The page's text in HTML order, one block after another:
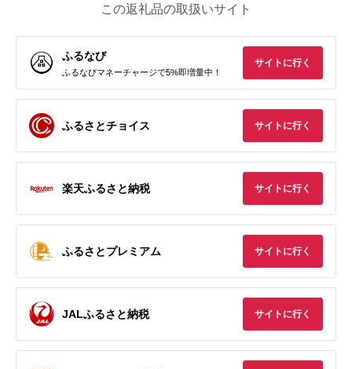
この返礼品の取扱いサイト
ふるなび
ふるなびマネーチャージで5%即増量中！
サイトに行く
ふるさとチョイス サイトに行く
楽天ふるさと納税 サイトに行く
ふるさとプレミアム サイトに行く
JALふるさと納税 サイトに行く